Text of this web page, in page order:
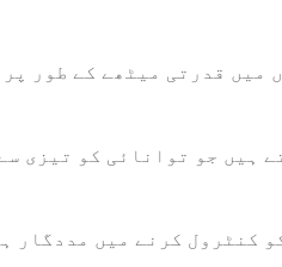
میں قدرتی میٹھے کے طور
ہیں جو توانائی کو تیزی
کنٹرول کرنے میں مددگار